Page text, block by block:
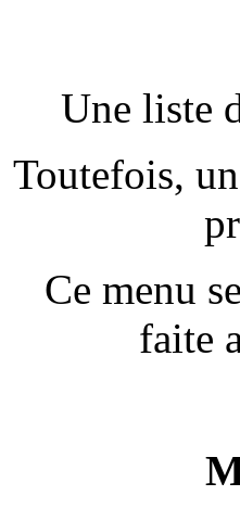
Une liste
Toutefois,
Ce menu
faite